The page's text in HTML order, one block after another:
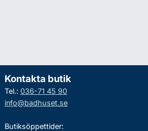
Kontakta butik
Tel.: 036-71 45 90
info@badhuset.se
Butiksöppettider: